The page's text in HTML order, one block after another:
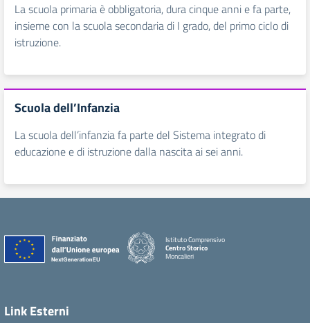
La scuola primaria è obbligatoria, dura cinque anni e fa parte,
insieme con la scuola secondaria di I grado, del primo ciclo di
istruzione.
Scuola dell’Infanzia
La scuola dell’infanzia fa parte del Sistema integrato di
educazione e di istruzione dalla nascita ai sei anni.
Istituto Comprensivo
Centro Storico
Moncalieri
Link Esterni